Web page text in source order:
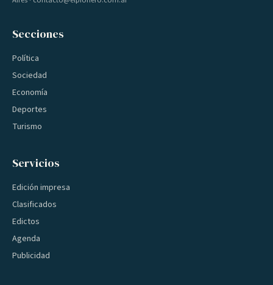
Secciones
Política
Sociedad
Economía
Deportes
Turismo
Servicios
Edición impresa
Clasificados
Edictos
Agenda
Publicidad